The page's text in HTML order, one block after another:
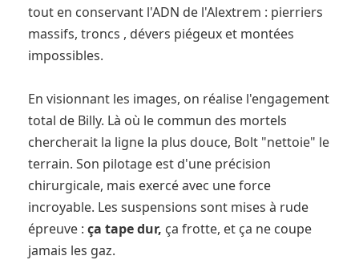
tout en conservant l'ADN de l'Alextrem : pierriers
massifs, troncs , dévers piégeux et montées
impossibles.
En visionnant les images, on réalise l'engagement
total de Billy. Là où le commun des mortels
chercherait la ligne la plus douce, Bolt "nettoie" le
terrain. Son pilotage est d'une précision
chirurgicale, mais exercé avec une force
incroyable. Les suspensions sont mises à rude
épreuve : ça tape dur, ça frotte, et ça ne coupe
jamais les gaz.